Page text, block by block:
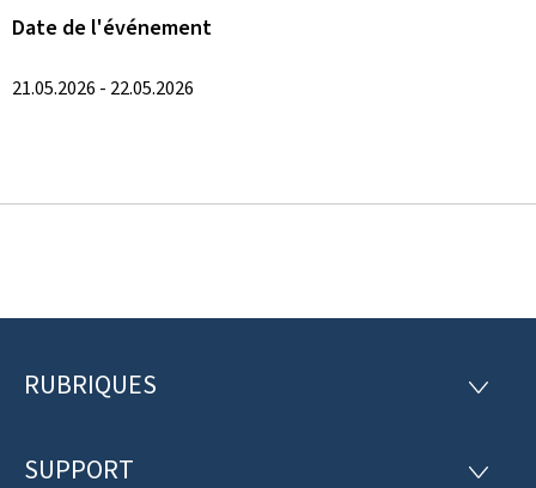
Date de l'événement
21.05.2026 - 22.05.2026
P
e
RUBRIQUES
R
R
SUPPORT
S